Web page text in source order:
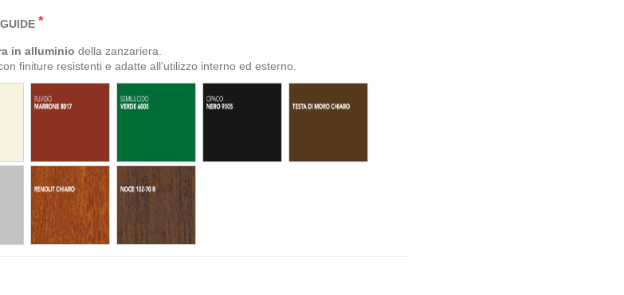
*
in alluminio della zanzariera.
finiture resistenti e adatte all’utilizzo interno ed esterno.